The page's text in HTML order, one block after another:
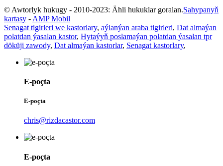
© Awtorlyk hukugy - 2010-2023: Ähli hukuklar goralan.Sahypanyň
kartasy - AMP Mobil
Senagat tigirleri we kastorlary, aýlanýan araba tigirleri, Dat almaýan
polatdan ýasalan kastor, Hytaýyň poslamaýan polatdan ýasalan tpr
döküji zawody, Dat almaýan kastorlar, Senagat kastorlary,
E-poçta
E-poçta
chris@rizdacastor.com
E-poçta